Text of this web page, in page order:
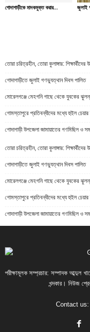
গোদাগাড়ীকে মাদকমুক্ত করার... জুলাই
তোরা চরিত্রহীন, তোরা কুলাঙ্গার:
গোদাগাড়ীতে জুলাই গণভ্যুত্থান দিবস পালিত
মোরেলগঞ্জে মেহগনি গাছে থেকে যুবকের
গোমস্তাপুরে প্রতিবন্ধীদের মধ্যে হুইল
গোদাগাড়ী উপজেলা জামায়াতের গণমিছিল ও
তোরা চরিত্রহীন, তোরা কুলাঙ্গার:
গোদাগাড়ীতে জুলাই গণভ্যুত্থান দিবস পালিত
মোরেলগঞ্জে মেহগনি গাছে থেকে যুবকের
গোমস্তাপুরে প্রতিবন্ধীদের মধ্যে হুইল
গোদাগাড়ী উপজেলা জামায়াতের গণমিছিল ও
পরীক্ষামূলক সম্প্রচার: সম্পাদক আব্দুল
খন্দকার। নিউজ
Contact us: